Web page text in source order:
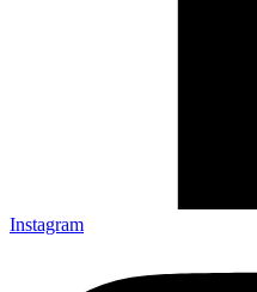
Instagram